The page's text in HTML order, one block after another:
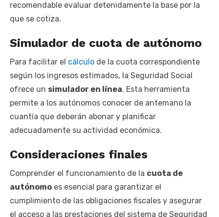
recomendable evaluar detenidamente la base por la
que se cotiza.
Simulador de cuota de autónomo
Para facilitar el cálculo de la cuota correspondiente
según los ingresos estimados, la Seguridad Social
ofrece un simulador en línea. Esta herramienta
permite a los autónomos conocer de antemano la
cuantía que deberán abonar y planificar
adecuadamente su actividad económica.
Consideraciones finales
Comprender el funcionamiento de la cuota de
autónomo es esencial para garantizar el
cumplimiento de las obligaciones fiscales y asegurar
el acceso a las prestaciones del sistema de Seguridad